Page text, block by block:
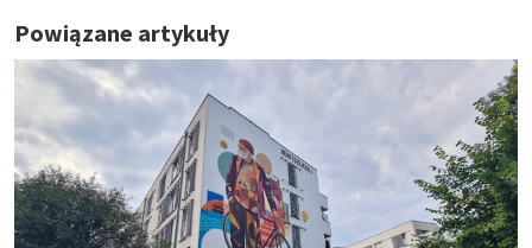
Powiązane artykuły